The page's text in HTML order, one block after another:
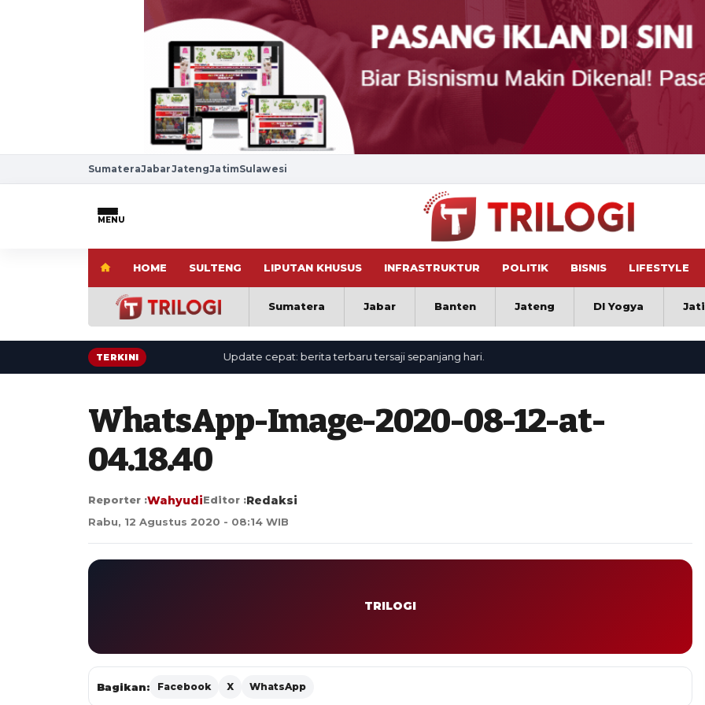
SumateraJabarJatengJatimSulawesi
MENU
HOME SULTENG LIPUTAN KHUSUS INFRASTRUKTUR POLITIK BISNIS LIFESTYLE
Sumatera Jabar Banten Jateng DI Yogya
TERKINI Update cepat: berita terbaru tersaji sepanjang hari.
WhatsApp-Image-2020-08-12-at-
04.18.40
Reporter :WahyudiEditor :Redaksi
Rabu, 12 Agustus 2020 - 08:14 WIB
TRILOGI
Bagikan: Facebook X WhatsApp